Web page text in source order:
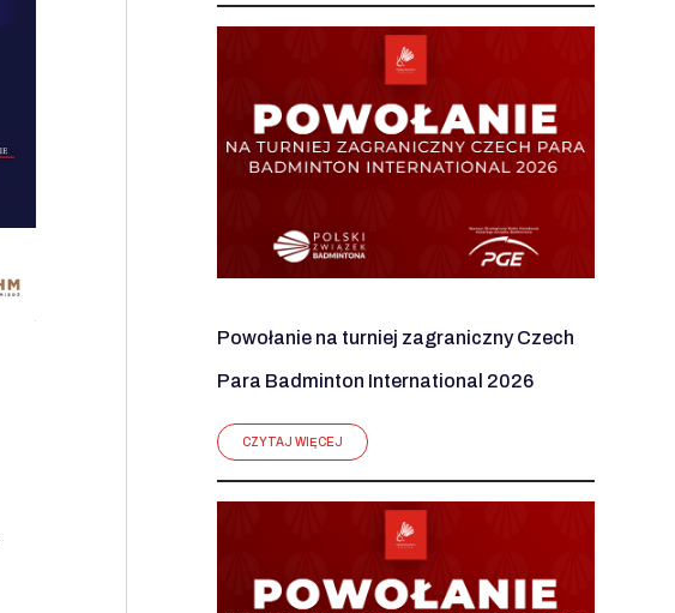
Powołanie na turniej zagraniczny Czech
Para Badminton International 2026
CZYTAJ WIĘCEJ